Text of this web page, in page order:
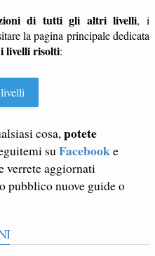
di tutti gli altri livelli, i
la pagina principale dedicata
livelli risolti:
cosa,potete
suFacebooke
verrete aggiornati
pubblico nuove guide o